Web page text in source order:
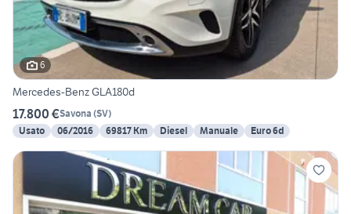
6
Mercedes-Benz GLA180d
17.800 €Savona (SV)
Usato
06/2016 69817 Km Diesel Manuale Euro 6d